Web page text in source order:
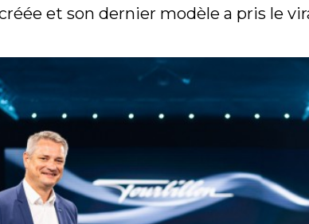
et son dernier modèle a pris le